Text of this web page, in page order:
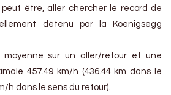
être, aller chercher le record de
détenu par la Koenigsegg
moyenne sur un aller/retour et une
457.49 km/h (436.44 km dans le
h dans le sens du retour).